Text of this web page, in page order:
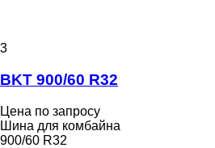
3
BKT 900/60 R32
Цена по запросу
Шина для комбайна
900/60 R32